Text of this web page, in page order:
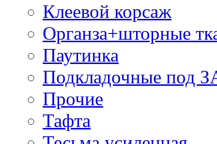
Клеевой корсаж
Органза+шторные
Паутинка
Подкладочные под
Прочие
Тафта